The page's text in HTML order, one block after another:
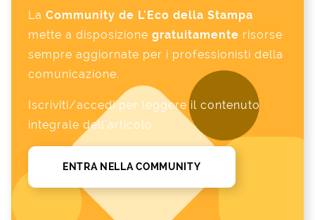
La Community de L'Eco della Stampa
mette a disposizione gratuitamente risorse
sempre aggiornate per i professionisti della
comunicazione.
Iscriviti/accedi per leggere il contenuto
integrale dell'articolo.
ENTRA NELLA COMMUNITY